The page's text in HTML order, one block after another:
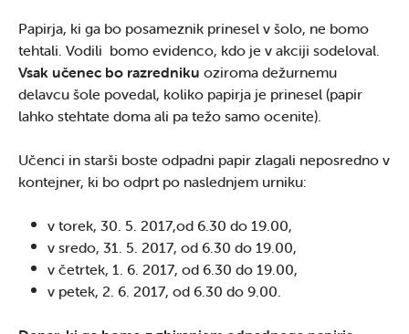
Papirja, ki ga bo posameznik prinesel v šolo, ne bomo
tehtali. Vodili bomo evidenco, kdo je v akciji sodeloval.
Vsak učenec bo razredniku oziroma dežurnemu
delavcu šole povedal, koliko papirja je prinesel (papir
lahko stehtate doma ali pa težo samo ocenite).
Učenci in starši boste odpadni papir zlagali neposredno v
kontejner, ki bo odprt po naslednjem urniku:
v torek, 30. 5. 2017,od 6.30 do 19.00,
v sredo, 31. 5. 2017, od 6.30 do 19.00,
v četrtek, 1. 6. 2017, od 6.30 do 19.00,
v petek, 2. 6. 2017, od 6.30 do 9.00.